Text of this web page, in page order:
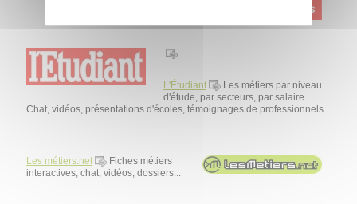
L'Étudiant
Les métiers par niveau
d'étude, par secteurs, par salaire.
Chat, vidéos, présentations d'écoles, témoignages de professionnels.
Les métiers.net
Fiches métiers
interactives, chat, vidéos, dossiers...